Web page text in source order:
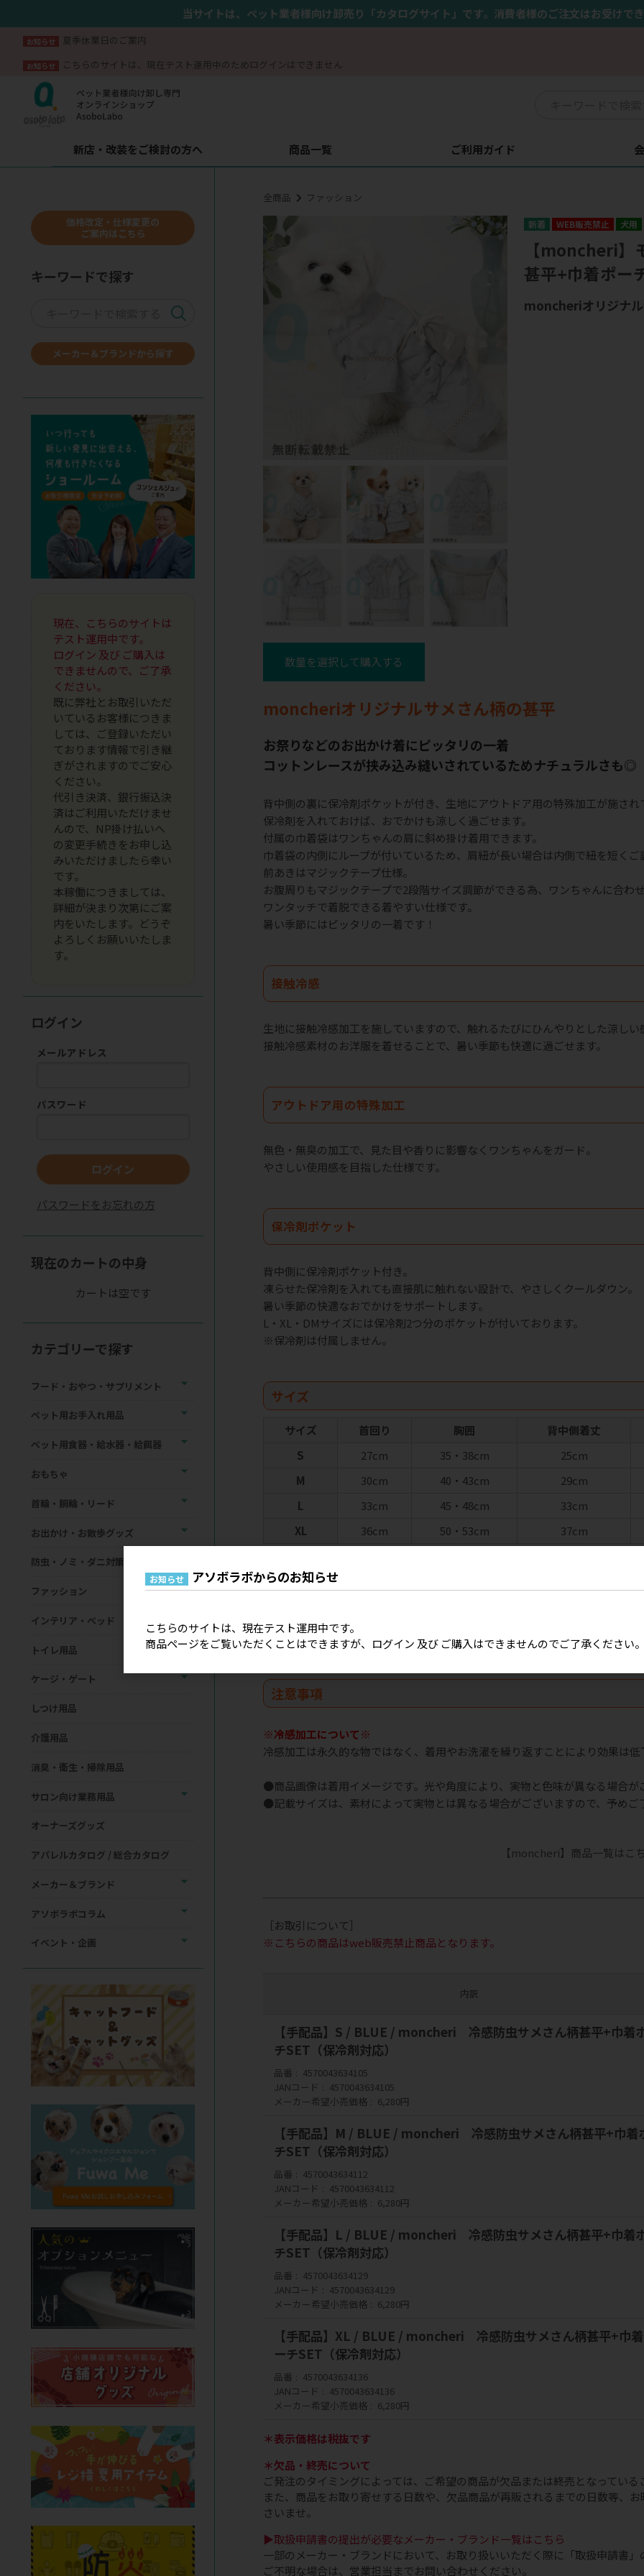
当サイトは、ペット業者様向け卸売り「カタログサイト」です。消費者様のご注文はお受けで
お知らせ 夏季休業日のご案内
お知らせ こちらのサイトは、現在テスト運用中のためログインはできません
新店・改装をご検討の方へ 商品一覧 ご利用ガイド
全商品 ファッション
WEB販売禁止 犬用
【moncheri
甚平+巾着ポー
moncheriオリジナ
数量を選択して購入する
moncheriオリジナルサメさん柄の甚平
お祭りなどのお出かけ着にピッタリの一着
コットンレースが挟み込み縫いされているためナチュラルさも◎
背中側の裏に保冷剤ポケットが付き、生地にアウトドア用の特殊加工が施され
保冷剤を入れておけば、おでかけも涼しく過ごせます。
付属の巾着袋はワンちゃんの肩に斜め掛け着用できます。
巾着袋の内側にループが付いているため、肩紐が長い場合は内側で紐を短くご
前あきはマジックテープ仕様。
お腹周りもマジックテープで2段階サイズ調節ができる為、ワンちゃんに合わ
ワンタッチで着脱できる着やすい仕様です。
暑い季節にはピッタリの一着です！
接触冷感
生地に接触冷感加工を施していますので、触れるたびにひんやりとした涼しい
接触冷感素材のお洋服を着せることで、暑い季節も快適に過ごせます。
アウトドア用の特殊加工
無色・無臭の加工で、見た目や香りに影響なくワンちゃんをガード。
やさしい使用感を目指した仕様です。
保冷剤ポケット
背中側に保冷剤ポケット付き。
凍らせた保冷剤を入れても直接肌に触れない設計で、やさしくクールダウン。
暑い季節の快適なおでかけをサポートします。
L・XL・DMサイズには保冷剤2つ分のポケットが付いております。
※保冷剤は付属しません。
サイズ
サイズ 首回り 胸囲 背中側着丈
S
27cm 35・38cm 25cm
M
30cm 40・43cm 29cm
L
33cm 45・48cm 33cm
XL
36cm 50・53cm 37cm
スペック
【素 材】本体：綿70％、麻30％
【巾着紐】全長：75cm
注意事項
※冷感加工について※
冷感加工は永久的な物ではなく、着用やお洗濯を繰り返すことにより効果は低
●商品画像は着用イメージです。光や角度により、実物と色味が異なる場合が
●記載サイズは、素材によって実物とは異なる場合がございますので、予めご
【moncheri】商品一覧はこ
［お取引について］
※こちらの商品はweb販売禁止商品となります。
内訳
【手配品】S / BLUE / moncheri 冷感防虫サメさん柄甚平+巾着
チSET（保冷剤対応）
品番
4570043634105
JANコード
4570043634105
メーカー希望小売価格
6,280円
【手配品】M / BLUE / moncheri 冷感防虫サメさん柄甚平+巾着
チSET（保冷剤対応）
品番
4570043634112
JANコード
4570043634112
メーカー希望小売価格
6,280円
【手配品】L / BLUE / moncheri 冷感防虫サメさん柄甚平+巾着
チSET（保冷剤対応）
品番
4570043634129
JANコード
4570043634129
メーカー希望小売価格
6,280円
【手配品】XL / BLUE / moncheri 冷感防虫サメさん柄甚平+巾
ーチSET（保冷剤対応）
品番
4570043634136
JANコード
4570043634136
メーカー希望小売価格
6,280円
＊表示価格は税抜です
＊欠品・終売について
ご発注のタイミングによっては、ご希望の商品が欠品または終売となっている
また、商品をお取り寄せする日数や、欠品商品が再販されるまでの日数等、
さいませ。
▶取扱申請書の提出が必要なメーカー・ブランド一覧はこちら
一部のメーカー・ブランドにおいて、お取り扱いいただく際に「取扱申請書」
ご不明な場合は、営業担当までお問い合わせください。
価格改定・仕様変更の
ご案内はこちら
キーワードで探す
メーカー＆ブランドから探す
現在、こちらのサイトは
テスト運用中です。
ログイン 及び ご購入は
できませんので、ご了承
ください。
既に弊社とお取引いただ
いているお客様につきま
しては、ご登録いただい
ております情報で引き継
ぎがされますのでご安心
ください。
代引き決済、銀行振込決
済はご利用いただけませ
んので、NP掛け払いへ
の変更手続きをお申し込
みいただけましたら幸い
です。
本稼働につきましては、
詳細が決まり次第にご案
内をいたします。どうぞ
よろしくお願いいたしま
す。
ログイン
メールアドレス
パスワード
ログイン
パスワードをお忘れの方
現在のカートの中身
カートは空です
カテゴリーで探す
フード・おやつ・サプリメント
ペット用お手入れ用品
ペット用食器・給水器・給餌器
おもちゃ
首輪・胴輪・リード
お出かけ・お散歩グッズ
防虫・ノミ・ダニ対策用品
ファッション
インテリア・ベッド
トイレ用品
ケージ・ゲート
しつけ用品
介護用品
消臭・衛生・掃除用品
サロン向け業務用品
オーナーズグッズ
アパレルカタログ / 総合カタログ
メーカー＆ブランド
アソボラボコラム
イベント・企画
お知らせ アソボラボからのお知らせ
こちらのサイトは、現在テスト運用中です。
商品ページをご覧いただくことはできますが、ログイン 及び ご購入はできませんのでご了承ください。